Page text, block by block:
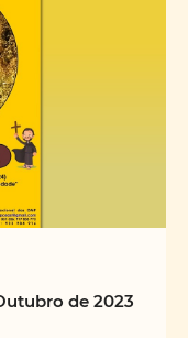
de 2023